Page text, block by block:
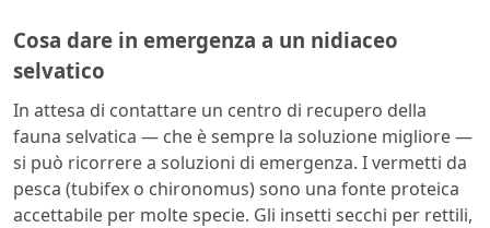
Cosa dare in emergenza a un nidiaceo
selvatico
In attesa di contattare un centro di recupero della
fauna selvatica — che è sempre la soluzione migliore —
si può ricorrere a soluzioni di emergenza. I vermetti da
pesca (tubifex o chironomus) sono una fonte proteica
accettabile per molte specie. Gli insetti secchi per rettili,